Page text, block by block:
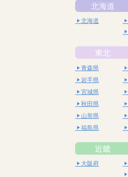
北海道
北海道
東北
青森県
岩手県
宮城県
秋田県
山形県
福島県
近畿
大阪府